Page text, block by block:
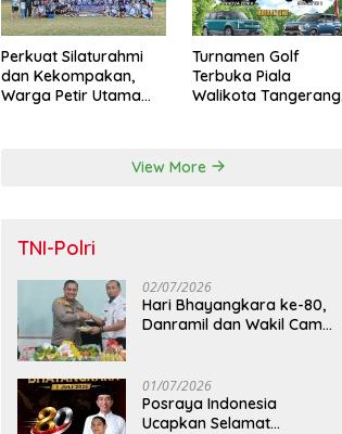
Perkuat Silaturahmi
dan Kekompakan,
Warga Petir Utama
Turnamen Golf
Terbuka Piala
Walikota Tangerang
View More
TNI-Polri
02/07/2026
Hari Bhayangkara ke-80,
Danramil dan Wakil Camat
01/07/2026
Posraya Indonesia
Ucapkan Selamat